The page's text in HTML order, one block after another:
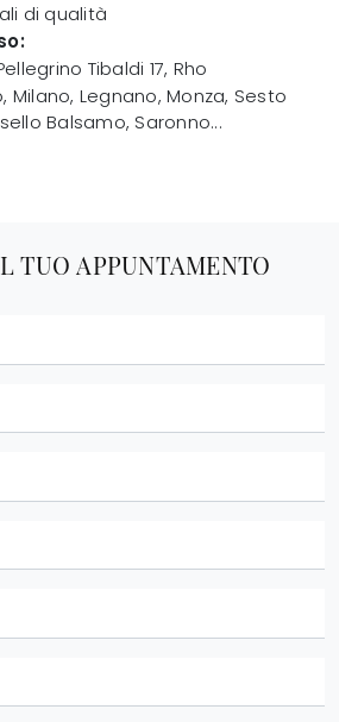
di qualità
Tibaldi 17, Rho
Milano, Legnano, Monza, Sesto
Balsamo, Saronno...
TUO APPUNTAMENTO